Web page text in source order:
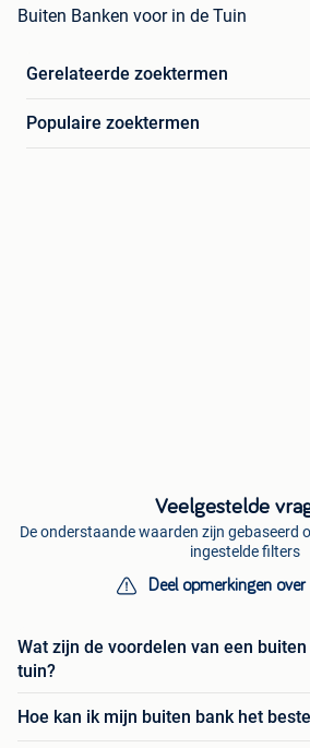
Buiten Banken voor in de Tuin
Gerelateerde zoektermen
Populaire zoektermen
Veelgestelde
De onderstaande waarden zijn gebaseerd
ingestelde filters
Deel opmerkingen over
Wat zijn de voordelen van een
tuin?
Hoe kan ik mijn buiten bank het